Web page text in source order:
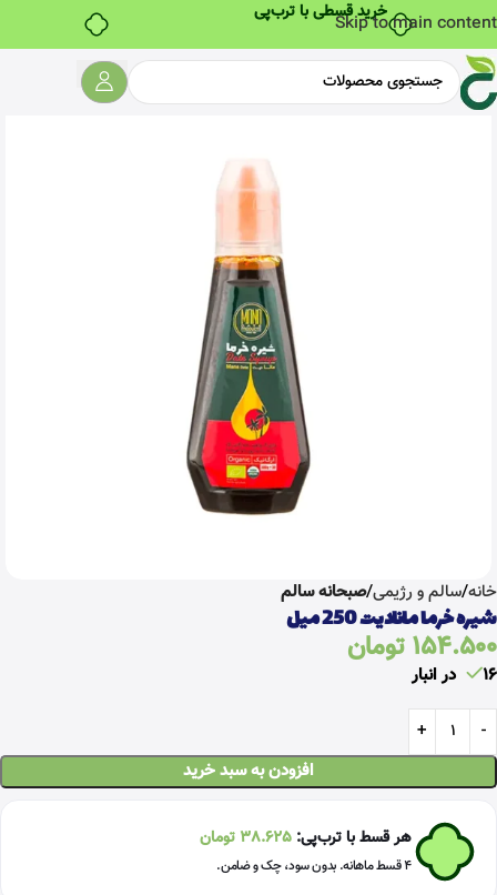
خرید قسطی با ترب‌پیSkip to main content
خانه سالم و رژیمی صبحانه سالم
شیره خرما مانادیت 250 میل
154.500تومان
16 در انبار
افزودن به سبد خرید
هر قسط با ترب‌پی: 38.625 تومان
۴ قسط ماهانه. بدون سود، چک و ضامن.